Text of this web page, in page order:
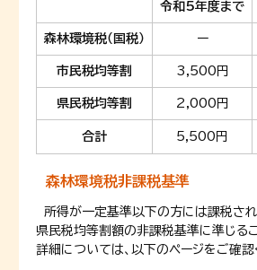
令和5年度まで
森林環境税（国税） ー
市民税均等割 3,500円
県民税均等割 2,000円
合計 5,500円
森林環境税非課税基準
所得が一定基準以下の方には課税され
県民税均等割額の非課税基準に準じるこ
詳細については、以下のページをご確認